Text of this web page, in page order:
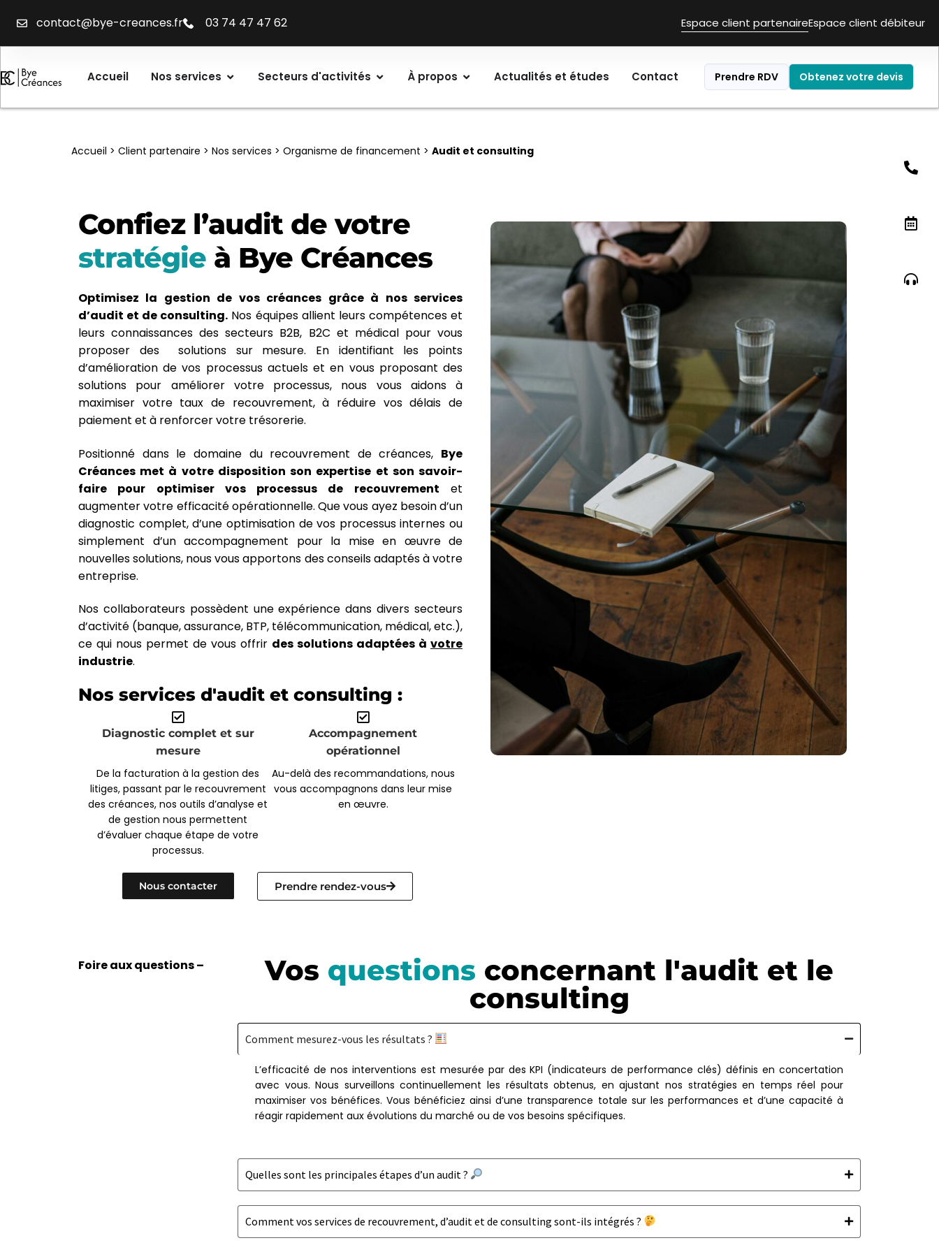
contact@bye-creances.fr 03 74 47 47 62 Espace client partenaireEspace client débiteur
Accueil Nos services Secteurs d'activités À propos Actualités et études Contact Prendre RDV Obtenez votre devis
Accueil > Client partenaire > Nos services > Organisme de financement > Audit et consulting
Confiez l’audit de votre
stratégie à Bye Créances
Optimisez la gestion de vos créances grâce à nos services
d’audit et de consulting. Nos équipes allient leurs compétences et
leurs connaissances des secteurs B2B, B2C et médical pour vous
proposer des solutions sur mesure. En identifiant les points
d’amélioration de vos processus actuels et en vous proposant des
solutions pour améliorer votre processus, nous vous aidons à
maximiser votre taux de recouvrement, à réduire vos délais de
paiement et à renforcer votre trésorerie.
Positionné dans le domaine du recouvrement de créances, Bye
Créances met à votre disposition son expertise et son savoir-
faire pour optimiser vos processus de recouvrement et
augmenter votre efficacité opérationnelle. Que vous ayez besoin d’un
diagnostic complet, d’une optimisation de vos processus internes ou
simplement d’un accompagnement pour la mise en œuvre de
nouvelles solutions, nous vous apportons des conseils adaptés à votre
entreprise.
Nos collaborateurs possèdent une expérience dans divers secteurs
d’activité (banque, assurance, BTP, télécommunication, médical, etc.),
ce qui nous permet de vous offrir des solutions adaptées à votre
industrie.
Nos services d'audit et consulting :
Diagnostic complet et sur
mesure
De la facturation à la gestion des
litiges, passant par le recouvrement
des créances, nos outils d’analyse et
de gestion nous permettent
d’évaluer chaque étape de votre
processus.
Accompagnement
opérationnel
Au-delà des recommandations, nous
vous accompagnons dans leur mise
en œuvre.
Nous contacter Prendre rendez-vous
Foire aux questions – Vos questions concernant l'audit et le
consulting
Comment mesurez-vous les résultats ?
L’efficacité de nos interventions est mesurée par des KPI (indicateurs de performance clés) définis en concertation
avec vous. Nous surveillons continuellement les résultats obtenus, en ajustant nos stratégies en temps réel pour
maximiser vos bénéfices. Vous bénéficiez ainsi d’une transparence totale sur les performances et d’une capacité à
réagir rapidement aux évolutions du marché ou de vos besoins spécifiques.
Quelles sont les principales étapes d’un audit ?
Comment vos services de recouvrement, d’audit et de consulting sont-ils intégrés ?